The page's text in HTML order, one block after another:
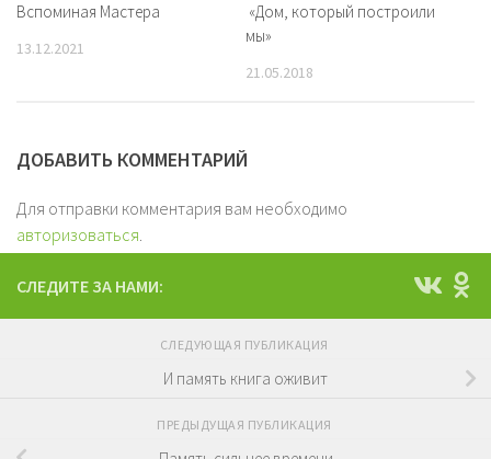
Вспоминая Мастера
13.12.2021
«Дом, который построили
мы»
21.05.2018
ДОБАВИТЬ КОММЕНТАРИЙ
Для отправки комментария вам необходимо
авторизоваться.
СЛЕДИТЕ ЗА НАМИ:
СЛЕДУЮЩАЯ ПУБЛИКАЦИЯ
И память книга оживит
ПРЕДЫДУЩАЯ ПУБЛИКАЦИЯ